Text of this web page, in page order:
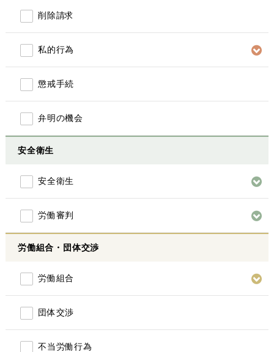
削除請求
私的行為
懲戒手続
弁明の機会
安全衛生
安全衛生
労働審判
労働組合・団体交渉
労働組合
団体交渉
不当労働行為